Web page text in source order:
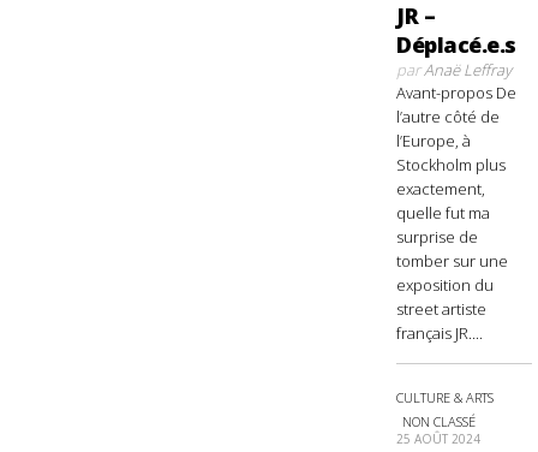
JR –
Déplacé.e.s
parAnaë Leffray
Avant-propos De
l’autre côté de
l’Europe, à
Stockholm plus
exactement,
quelle fut ma
surprise de
tomber sur une
exposition du
street artiste
français JR....
CULTURE & ARTS
NON CLASSÉ
25 AOÛT 2024